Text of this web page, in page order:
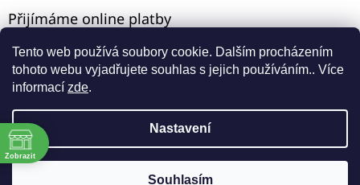
Tento web používá soubory cookie. Dalším procházením
tohoto webu vyjadřujete souhlas s jejich používáním.. Více
informací zde.
Nastavení
Souhlasím
Máte-li u nás VO registraci, zadejte e-mail ze starého e-
shopu a aktivujte přístup přes funkci "zapomenuté
Přijímáme online platby
Vytvořil Shoptet
INNA-KT . Všechna práva vyhrazena.
Zobrazit